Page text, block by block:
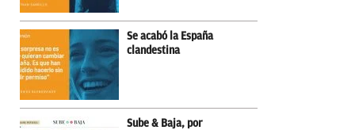
Se acabó la España
clandestina
Sube & Baja, por